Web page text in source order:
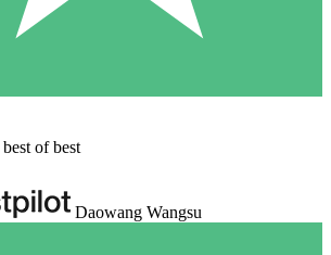
of best
Daowang Wangsu